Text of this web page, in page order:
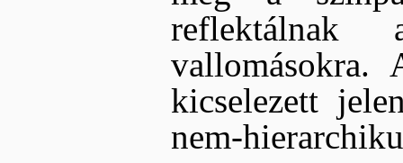
reflektálnak
vallomásokra.
kicselezett
nem-